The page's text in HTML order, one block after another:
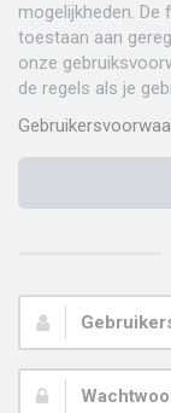
mogelijkheden.
toestaan aan
onze
de regels als je
Gebruikersnaam:
Wachtwoord: